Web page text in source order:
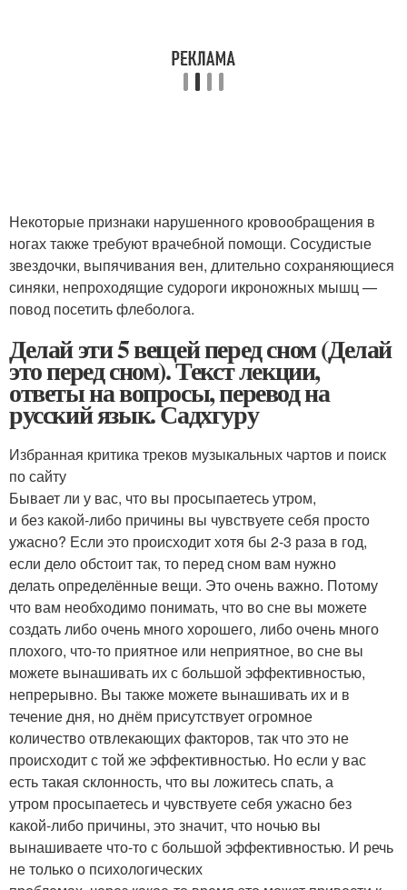
Некоторые признаки нарушенного кровообращения в
ногах также требуют врачебной помощи. Сосудистые
звездочки, выпячивания вен, длительно сохраняющиеся
синяки, непроходящие судороги икроножных мышц —
повод посетить флеболога.
Делай эти 5 вещей перед сном (Делай
это перед сном). Текст лекции,
ответы на вопросы, перевод на
русский язык. Садхгуру
Избранная критика треков музыкальных чартов и поиск
по сайту
Бывает ли у вас, что вы просыпаетесь утром,
и без какой-либо причины вы чувствуете себя просто
ужасно? Если это происходит хотя бы 2-3 раза в год,
если дело обстоит так, то перед сном вам нужно
делать определённые вещи. Это очень важно. Потому
что вам необходимо понимать, что во сне вы можете
создать либо очень много хорошего, либо очень много
плохого, что-то приятное или неприятное, во сне вы
можете вынашивать их с большой эффективностью,
непрерывно. Вы также можете вынашивать их и в
течение дня, но днём присутствует огромное
количество отвлекающих факторов, так что это не
происходит с той же эффективностью. Но если у вас
есть такая склонность, что вы ложитесь спать, а
утром просыпаетесь и чувствуете себя ужасно без
какой-либо причины, это значит, что ночью вы
вынашиваете что-то с большой эффективностью. И речь
не только о психологических